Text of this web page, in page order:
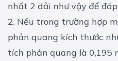
nhất 2 dải như vậy để
2. Nếu trong trường hợp
phản quang kích thước
tích phản quang là 0,195